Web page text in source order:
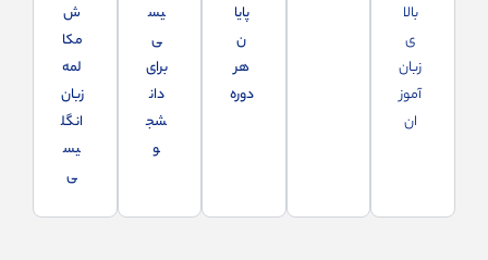
بالا
ی
زبان‌
آموز
ان
پایا
ن
هر
دوره
یس
ی
برای
دان
شج
و
ش
مکا
لمه
زبان
انگل
یس
ی